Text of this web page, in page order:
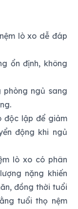
lò xo dễ đáp
ổn định, không
ngủ sang
độc lập để giảm
động khi ngủ
lò xo có phân
nặng khiến
đồng thời tuổi
tuổi thọ nệm